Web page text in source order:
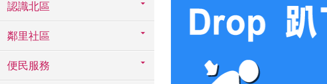
認識北區
鄰里社區
便民服務